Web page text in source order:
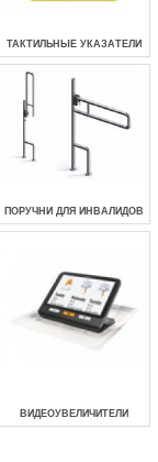
ТАКТИЛЬНЫЕ УКАЗАТЕЛИ
ПОРУЧНИ ДЛЯ ИНВАЛИДОВ
ВИДЕОУВЕЛИЧИТЕЛИ